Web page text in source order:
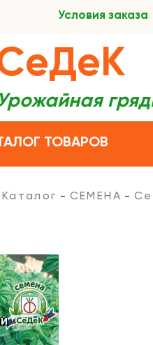
Условия заказа
ТОВАРОВ
Каталог СЕМЕНА